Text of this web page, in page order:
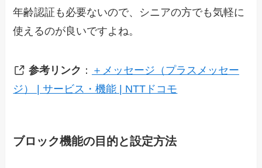
年齢認証も必要ないので、シニアの方でも気軽に
使えるのが良いですよね。
参考リンク ： ＋メッセージ（プラスメッセー
ジ） | サービス・機能 | NTTドコモ
ブロック機能の目的と設定方法